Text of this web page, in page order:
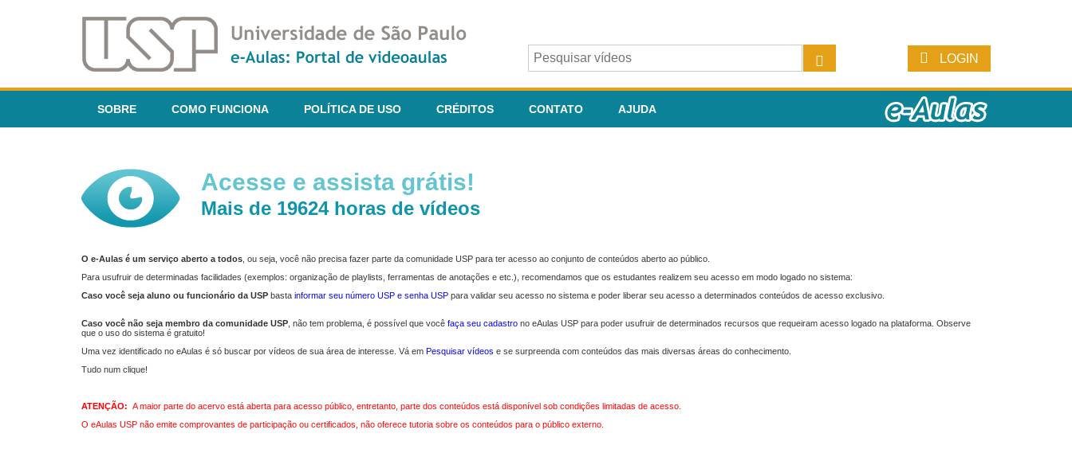
LOGIN
SOBRE COMO FUNCIONA POLÍTICA DE USO CRÉDITOS CONTATO AJUDA
Acesse e assista grátis!
Mais de 19624 horas de vídeos
O e-Aulas é um serviço aberto a todos , ou seja, você não precisa fazer parte da comunidade USP para ter acesso ao conjunto de conteúdos aberto ao público.
Para usufruir de determinadas facilidades (exemplos: organização de playlists, ferramentas de anotações e etc.), recomendamos que os estudantes realizem seu acesso em modo logado no sistema:
Caso você seja aluno ou funcionário da USP basta informar seu número USP e senha USP para validar seu acesso no sistema e poder liberar seu acesso a determinados conteúdos de acesso exclusivo.
Caso você não seja membro da comunidade USP , não tem problema, é possível que você faça seu cadastro no eAulas USP para poder usufruir de determinados recursos que requeiram acesso logado na plataforma. Observe
que o uso do sistema é gratuito!
Uma vez identificado no eAulas é só buscar por vídeos de sua área de interesse. Vá em Pesquisar vídeos e se surpreenda com conteúdos das mais diversas áreas do conhecimento.
Tudo num clique!
ATENÇÃO: A maior parte do acervo está aberta para acesso público, entretanto, parte dos conteúdos está disponível sob condições limitadas de acesso.
O eAulas USP não emite comprovantes de participação ou certificados, não oferece tutoria sobre os conteúdos para o público externo.